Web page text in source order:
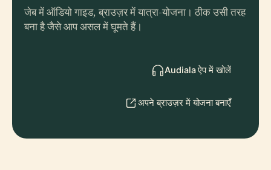
जेब में ऑडियो गाइड, ब्राउज़र में यात्रा-योजना। ठीक उसी तरह
बना है जैसे आप असल में घूमते हैं।
Audiala ऐप में खोलें
अपने ब्राउज़र में योजना बनाएँ